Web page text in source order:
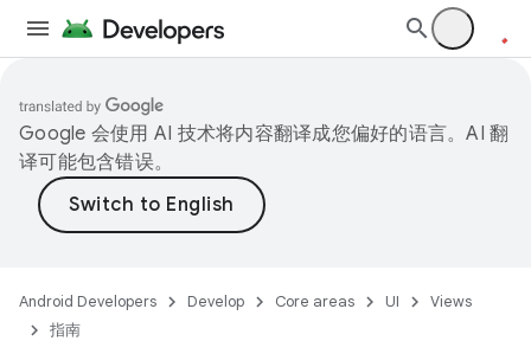
Google 会使用 AI 技术将内容翻译成您偏好的语言。AI 翻
译可能包含错误。
Android Developers Develop Core areas UI
Views
指南